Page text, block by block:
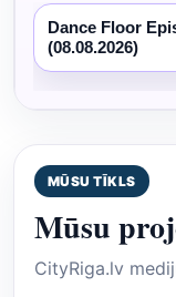
Dance Floor
(08.08.2026)
MŪSU TĪKLS
Mūsu
CityRiga.lv